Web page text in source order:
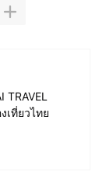
TRAVEL
เที่ยวไทย